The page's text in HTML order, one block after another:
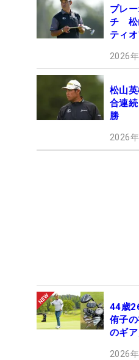
プレ
チ 松
ティ
2026
松山
合連
勝
2026
44歳
侑子
のギア
2026